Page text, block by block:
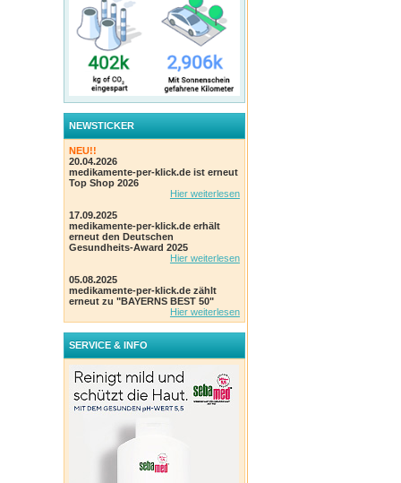
NEWSTICKER
NEU!!
20.04.2026
medikamente-per-klick.de ist erneut
Top Shop 2026
Hier weiterlesen
17.09.2025
medikamente-per-klick.de erhält
erneut den Deutschen
Gesundheits-Award 2025
Hier weiterlesen
05.08.2025
medikamente-per-klick.de zählt
erneut zu "BAYERNS BEST 50"
Hier weiterlesen
SERVICE & INFO